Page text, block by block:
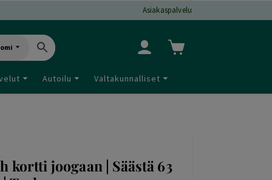
Asiakaspalvelu
Autoilu Valtakunnalliset
kortti joogaan | Säästä 63